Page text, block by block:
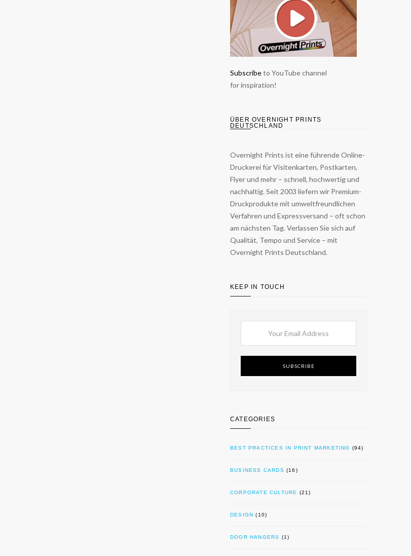
Subscribeto YouTube channel
for inspiration!
ÜBER OVERNIGHT PRINTS
DEUTSCHLAND
Overnight Prints ist eine führende Online-
Druckerei für Visitenkarten, Postkarten,
Flyer und mehr – schnell, hochwertig und
nachhaltig. Seit 2003 liefern wir Premium-
Druckprodukte mit umweltfreundlichen
Verfahren und Expressversand – oft schon
am nächsten Tag. Verlassen Sie sich auf
Qualität, Tempo und Service – mit
Overnight Prints Deutschland.
KEEP IN TOUCH
SUBSCRIBE
CATEGORIES
BEST PRACTICES IN PRINT MARKETING (94)
BUSINESS CARDS (16)
CORPORATE CULTURE (21)
DESIGN (10)
DOOR HANGERS (1)